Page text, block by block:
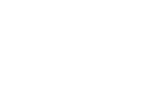
android